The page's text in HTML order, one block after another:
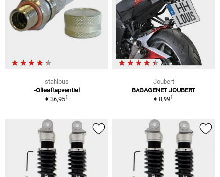
stahlbus
-Olieaftapventiel
€ 36,951
Joubert
BAGAGENET JOUBERT
€ 8,991